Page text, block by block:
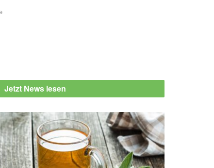
Jetzt News lesen